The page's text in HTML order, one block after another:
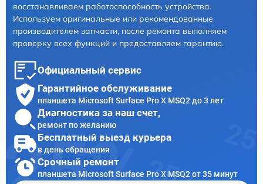
восстанавливаем работоспособность устройства.
Используем оригинальные или рекомендованные
производителем запчасти, после ремонта выполняем
проверку всех функций и предоставляем гарантию.
Официальный сервис
Гарантийное обслуживание
планшета Microsoft Surface Pro X MSQ2 до 3 лет
Диагностика за наш счет,
ремонт по желанию
Бесплатный выезд курьера
в день обращения
Срочный ремонт
планшета Microsoft Surface Pro X MSQ2 от 35 минут